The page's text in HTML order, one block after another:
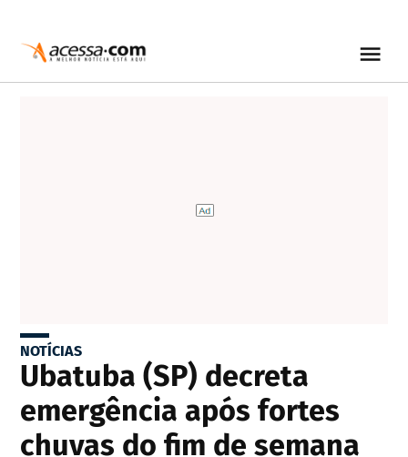
NOTÍCIAS
Ubatuba (SP) decreta
emergência após fortes
chuvas do fim de semana